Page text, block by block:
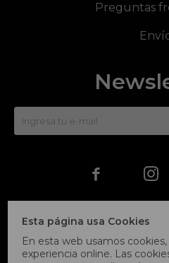
Esta página usa Cookies
En esta web usamos
experiencia online. Las
Preguntas
 